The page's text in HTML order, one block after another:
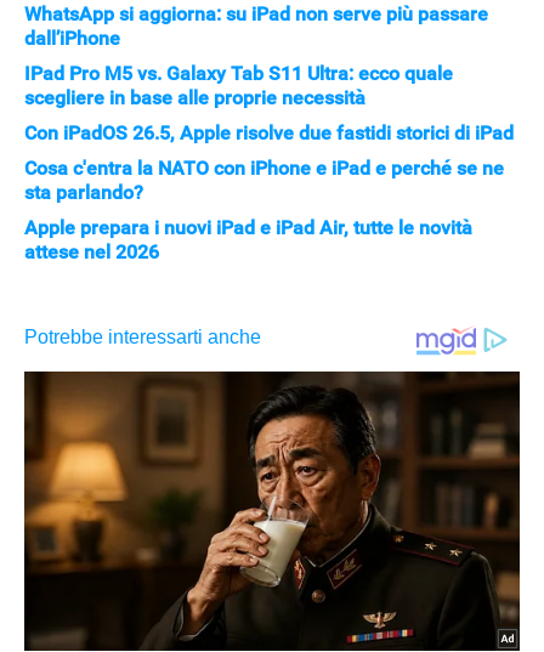
APPLE
WhatsApp si aggiorna: su iPad non serve più passare
dall’iPhone
IPad Pro M5 vs. Galaxy Tab S11 Ultra: ecco quale
scegliere in base alle proprie necessità
Con iPadOS 26.5, Apple risolve due fastidi storici di iPad
Cosa c'entra la NATO con iPhone e iPad e perché se ne
sta parlando?
Apple prepara i nuovi iPad e iPad Air, tutte le novità
attese nel 2026